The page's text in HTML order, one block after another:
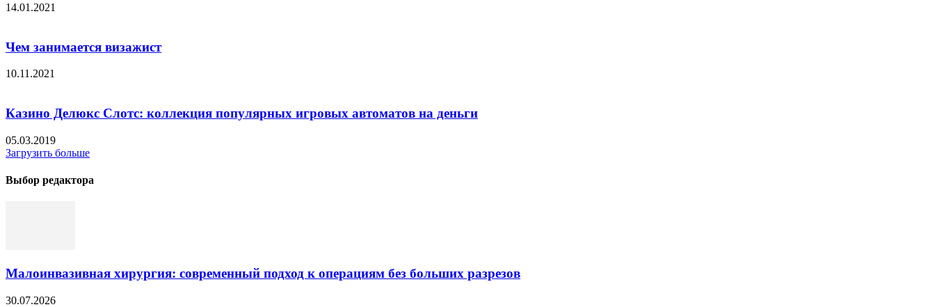
14.01.2021
Чем занимается визажист
10.11.2021
Казино Делюкс Слотс: коллекция популярных игровых автоматов на деньги
05.03.2019
Загрузить больше
Выбор редактора
Малоинвазивная хирургия: современный подход к операциям без больших разрезов
30.07.2026